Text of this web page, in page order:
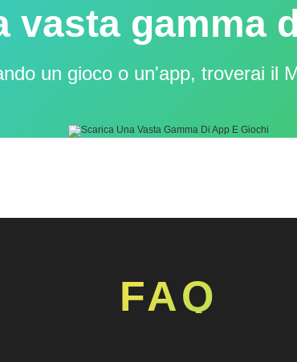
vasta gamma
un gioco o un'app, troverai il
FAQ